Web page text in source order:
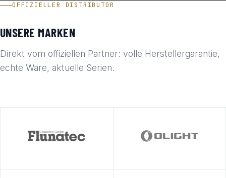
OFFIZIELLER DISTRIBUTOR
UNSERE MARKEN
Direkt vom offiziellen Partner: volle Herstellergarantie,
echte Ware, aktuelle Serien.